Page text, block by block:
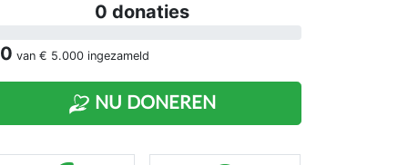
0 donaties
van € 5.000 ingezameld
NU DONEREN